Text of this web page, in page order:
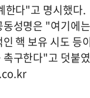
한다"고 명시했다.
동성명은 "여기에
인 핵 보유 시도
촉구한다"고 덧붙